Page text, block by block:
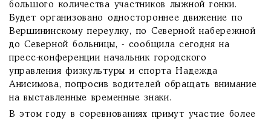
большого количества участников лыжной гонки.
Будет организовано одностороннее движение по
Вершининскому переулку, по Северной набережной
до Северной больницы, - сообщила сегодня на
пресс-конференции начальник городского
управления физкультуры и спорта Надежда
Анисимова, попросив водителей обращать внимание
на выставленные временные знаки.
В этом году в соревнованиях примут участие более